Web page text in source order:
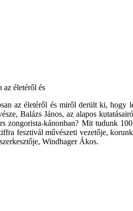
életéről és
az életéről és miről derült ki, hogy
Balázs János, az alapos
kánonban? Mit tudunk
fesztivál művészeti vezetője,
Windhager Ákos.